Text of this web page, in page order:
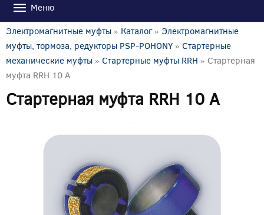
Меню
Электромагнитные муфты » Каталог» Электромагнитные
муфты, тормоза, редукторы PSP-POHONY » Стартерные
механические муфты » Стартерные муфты RRH » Стартерная
муфта RRH 10 A
Стартерная муфта RRH 10 A